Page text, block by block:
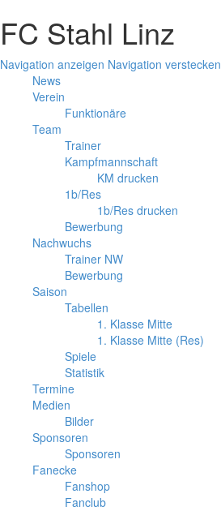
FC Stahl Linz
Navigation anzeigen Navigation verstecken
News
Verein
Funktionäre
Team
Trainer
Kampfmannschaft
KM drucken
1b/Res
1b/Res drucken
Bewerbung
Nachwuchs
Trainer NW
Bewerbung
Saison
Tabellen
1. Klasse Mitte
1. Klasse Mitte (Res)
Spiele
Statistik
Termine
Medien
Bilder
Sponsoren
Sponsoren
Fanecke
Fanshop
Fanclub